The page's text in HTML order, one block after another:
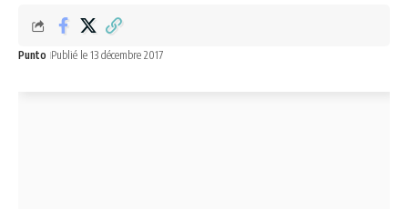
Punto Publié le 13 décembre 2017